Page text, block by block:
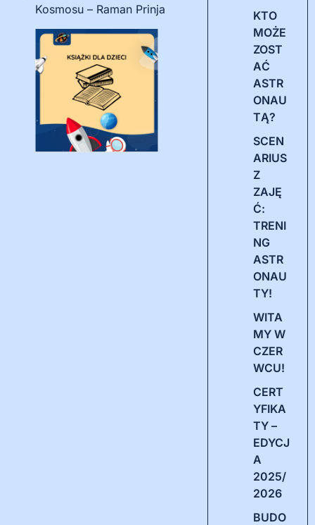
Kosmosu – Raman Prinja
KTO
MOŻE
ZOST
AĆ
ASTR
ONAU
TĄ?
SCEN
ARIUS
Z
ZAJĘ
Ć:
TRENI
NG
ASTR
ONAU
TY!
WITA
MY W
CZER
WCU!
CERT
YFIKA
TY –
EDYCJ
A
2025/
2026
BUDO